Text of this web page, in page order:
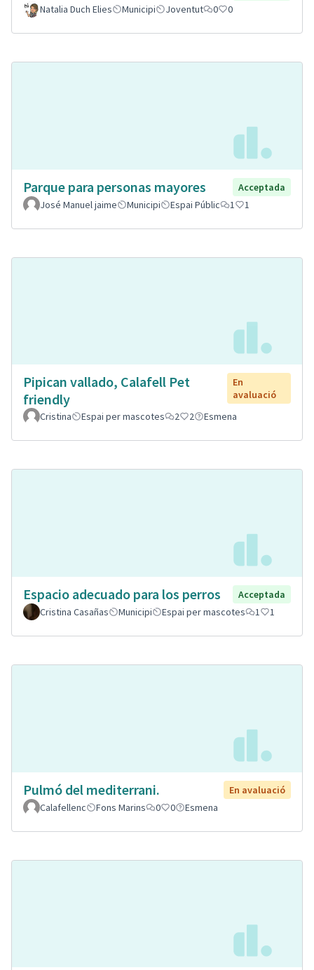
Natalia Duch Elies
Municipi Joventut 0 0
Parque para personas mayores
Acceptada
José Manuel jaime
Municipi Espai Públic 1 1
Pipican vallado, Calafell Pet
friendly
En
avaluació
Cristina
Espai per mascotes 2 2 Esmena
Espacio adecuado para los perros
Acceptada
Cristina Casañas
Municipi Espai per mascotes 1 1
Pulmó del mediterrani.
En avaluació
Calafellenc
Fons Marins 0 0 Esmena